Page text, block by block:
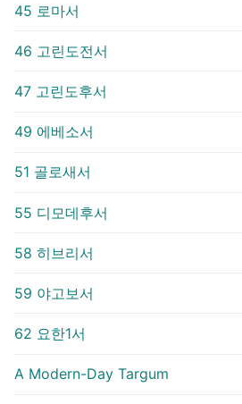
45 로마서
46 고린도전서
47 고린도후서
49 에베소서
51 골로새서
55 디모데후서
58 히브리서
59 야고보서
62 요한1서
A Modern-Day Targum